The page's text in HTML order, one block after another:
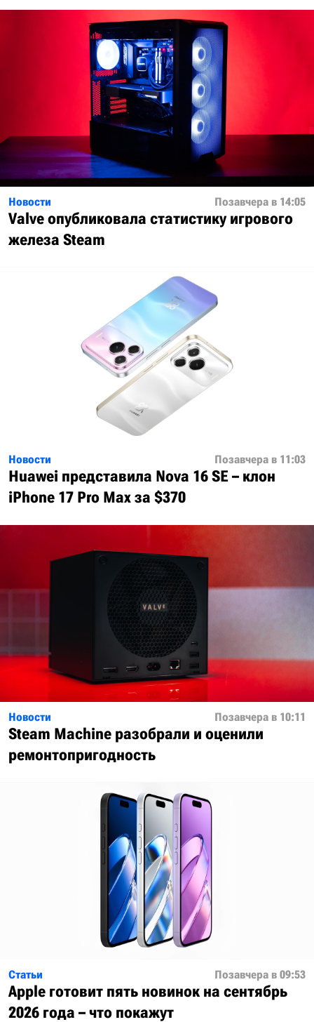
Новости Позавчера в 14:05
Valve опубликовала статистику игрового
железа Steam
Новости Позавчера в 11:03
Huawei представила Nova 16 SE – клон
iPhone 17 Pro Max за $370
Новости Позавчера в 10:11
Steam Machine разобрали и оценили
ремонтопригодность
Статьи Позавчера в 09:53
Apple готовит пять новинок на сентябрь
2026 года – что покажут